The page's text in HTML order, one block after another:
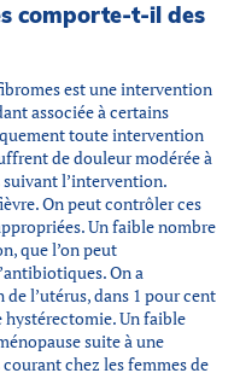
comporte-t-il des
est une intervention
associée à certains
toute intervention
de douleur modérée à
suivant l’intervention.
On peut contrôler ces
Un faible nombre
que l’on peut
On a
l’utérus, dans 1 pour cent
hystérectomie. Un faible
suite à une
chez les femmes de